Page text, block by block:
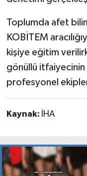
Toplumda afet
KOBİTEM
kişiye eğitim
gönüllü
profesyonel
Kaynak: İHA